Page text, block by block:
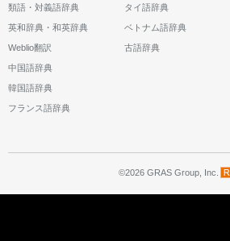
類語・対義語辞典
英和辞典・和英辞典
Weblio翻訳
中国語辞典
韓国語辞典
フランス語辞典
タイ語辞典
ベトナム語辞典
古語辞典
©2026 GRAS Group, Inc.